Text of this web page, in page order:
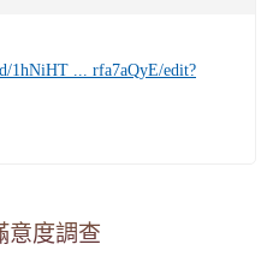
1hNiHT ... rfa7aQyE/edit?
意度調查